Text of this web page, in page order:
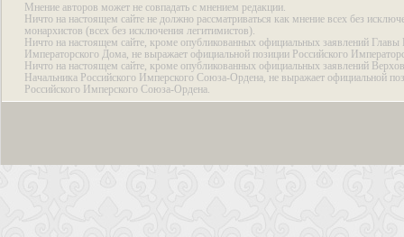
Мнение авторов может не совпадать с мнением редакции.
Ничто на настоящем сайте не должно рассматриваться как мнение всех без
монархистов (всех без исключения легитимистов).
Ничто на настоящем сайте, кроме опубликованных официальных заявлений Главы
Императорского Дома, не выражает официальной позиции Российского
Ничто на настоящем сайте, кроме опубликованных официальных заявлений
Начальника Российского Имперского Союза-Ордена, не выражает официальной
Российского Имперского Союза-Ордена.